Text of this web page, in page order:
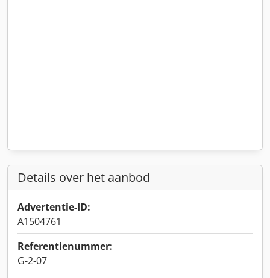
Details over het aanbod
Advertentie-ID:
A1504761
Referentienummer:
G-2-07